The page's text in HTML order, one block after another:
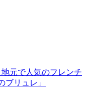
元で人気のフレンチ
ブリュレ」